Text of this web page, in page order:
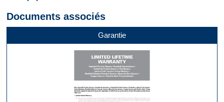
Documents associés
Garantie